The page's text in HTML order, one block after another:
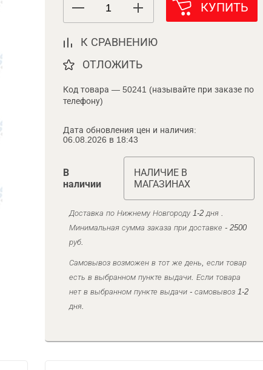
КУПИТЬ
К СРАВНЕНИЮ
ОТЛОЖИТЬ
Код товара — 50241 (называйте при заказе по
телефону)
Дата обновления цен и наличия:
06.08.2026 в 18:43
В
наличии
НАЛИЧИЕ В
МАГАЗИНАХ
Доставка по Нижнему Новгороду 1-2 дня .
Минимальная сумма заказа при доставке - 2500
руб.
Самовывоз возможен в тот же день, если товар
есть в выбранном пункте выдачи. Если товара
нет в выбранном пункте выдачи - самовывоз 1-2
дня.